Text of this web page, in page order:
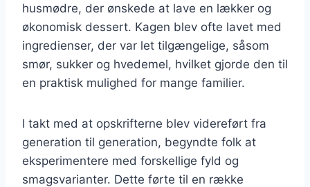
husmødre, der ønskede at lave en lækker og
økonomisk dessert. Kagen blev ofte lavet med
ingredienser, der var let tilgængelige, såsom
smør, sukker og hvedemel, hvilket gjorde den til
en praktisk mulighed for mange familier.
I takt med at opskrifterne blev videreført fra
generation til generation, begyndte folk at
eksperimentere med forskellige fyld og
smagsvarianter. Dette førte til en række